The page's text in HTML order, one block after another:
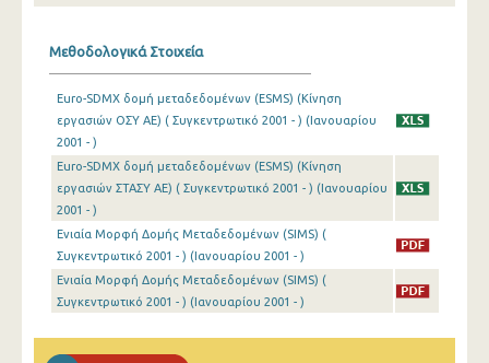
Ιανουαρίου 2006
Ιανουαρίου 2004
Ιανουαρίου 2003
Δεκεμβρίου 2002
Ιανουαρίου 2002
Μεθοδολογικά Στοιχεία
Euro-SDMX δομή μεταδεδομένων (ESMS) (Κίνηση
εργασιών ΟΣΥ ΑΕ) ( Συγκεντρωτικό 2001 - ) (Ιανουαρίου
2001 - )
Euro-SDMX δομή μεταδεδομένων (ESMS) (Κίνηση
εργασιών ΣΤΑΣΥ ΑΕ) ( Συγκεντρωτικό 2001 - ) (Ιανουαρίου
2001 - )
Ενιαία Μορφή Δομής Μεταδεδομένων (SIMS) (
Συγκεντρωτικό 2001 - ) (Ιανουαρίου 2001 - )
Ενιαία Μορφή Δομής Μεταδεδομένων (SIMS) (
Συγκεντρωτικό 2001 - ) (Ιανουαρίου 2001 - )